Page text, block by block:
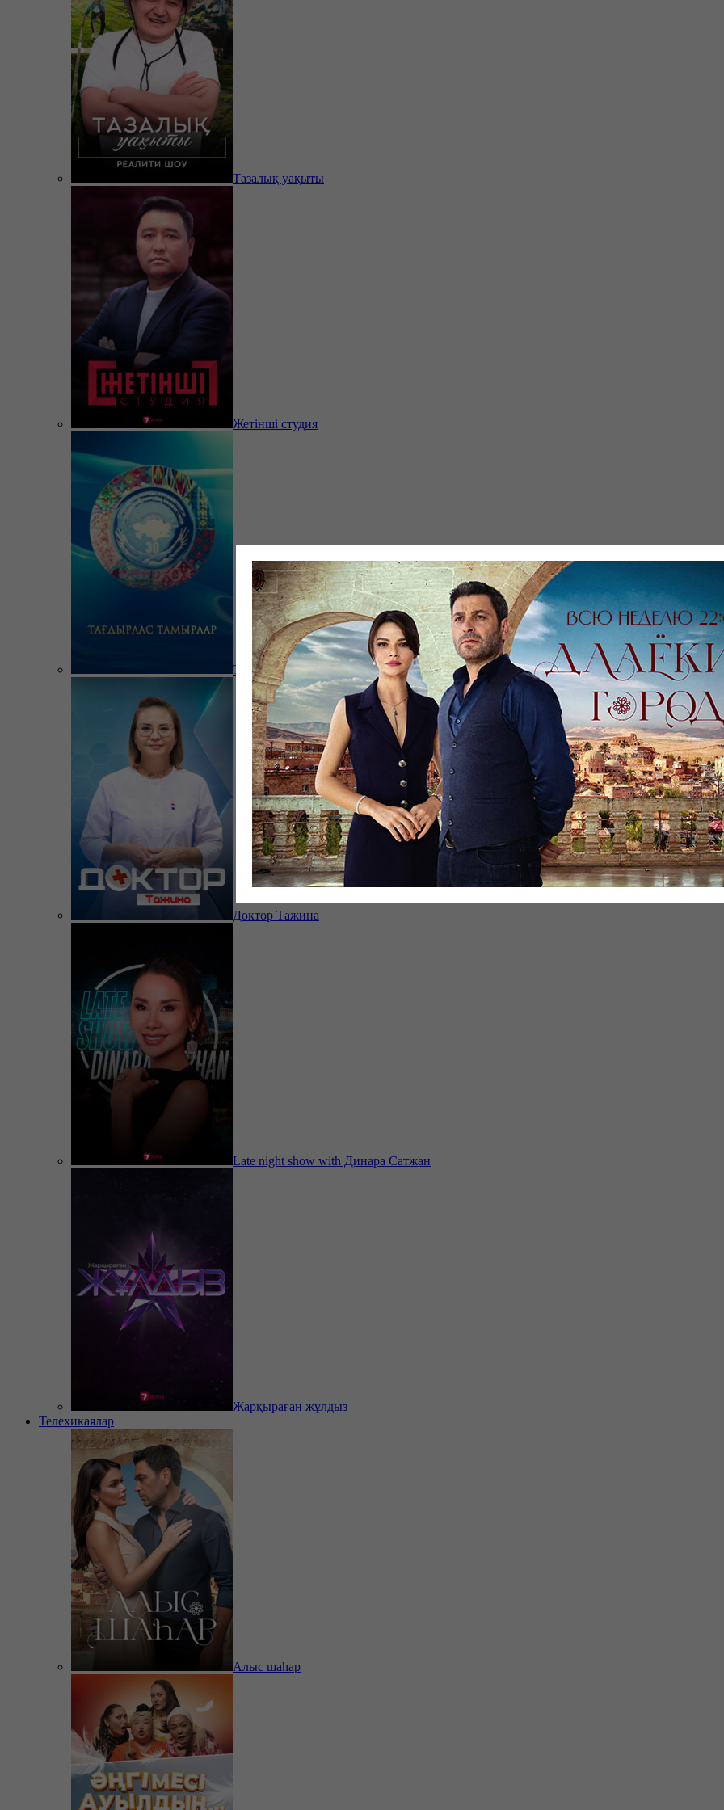
Тазалық уақыты
Жетінші студия
Тағдырлас тамырлар
Доктор Тажина
Late night show with Динара Сатжан
Жарқыраған жұлдыз
Телехикаялар
Алыс шаһар